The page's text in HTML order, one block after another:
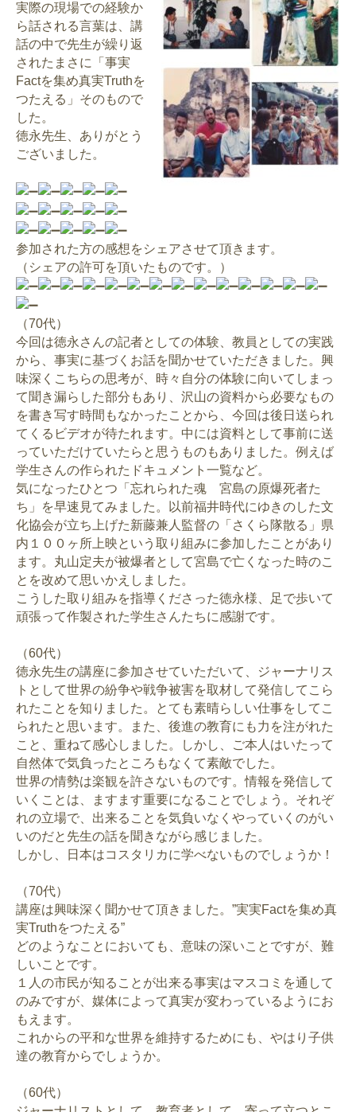
実際の現場での経験か
ら話される言葉は、講
話の中で先生が繰り返
されたまさに「事実
Factを集め真実Truthを
つたえる」そのもので
した。
徳永先生、ありがとう
ございました。
参加された方の感想をシェアさせて頂きます。
（シェアの許可を頂いたものです。）
（70代）
今回は徳永さんの記者としての体験、教員としての実践
から、事実に基づくお話を聞かせていただきました。興
味深くこちらの思考が、時々自分の体験に向いてしまっ
て聞き漏らした部分もあり、沢山の資料から必要なもの
を書き写す時間もなかったことから、今回は後日送られ
てくるビデオが待たれます。中には資料として事前に送
っていただけていたらと思うものもありました。例えば
学生さんの作られたドキュメント一覧など。
気になったひとつ「忘れられた魂 宮島の原爆死者た
ち」を早速見てみました。以前福井時代にゆきのした文
化協会が立ち上げた新藤兼人監督の「さくら隊散る」県
内１００ヶ所上映という取り組みに参加したことがあり
ます。丸山定夫が被爆者として宮島で亡くなった時のこ
とを改めて思いかえしました。
こうした取り組みを指導くださった徳永様、足で歩いて
頑張って作製された学生さんたちに感謝です。
（60代）
徳永先生の講座に参加させていただいて、ジャーナリス
トとして世界の紛争や戦争被害を取材して発信してこら
れたことを知りました。とても素晴らしい仕事をしてこ
られたと思います。また、後進の教育にも力を注がれた
こと、重ねて感心しました。しかし、ご本人はいたって
自然体で気負ったところもなくて素敵でした。
世界の情勢は楽観を許さないものです。情報を発信して
いくことは、ますます重要になることでしょう。それぞ
れの立場で、出来ることを気負いなくやっていくのがい
いのだと先生の話を聞きながら感じました。
しかし、日本はコスタリカに学べないものでしょうか！
（70代）
講座は興味深く聞かせて頂きました。”実実Factを集め真
実Truthをつたえる”
どのようなことにおいても、意味の深いことですが、難
しいことです。
１人の市民が知ることが出来る事実はマスコミを通して
のみですが、媒体によって真実が変わっているようにお
もえます。
これからの平和な世界を維持するためにも、やはり子供
達の教育からでしょうか。
（60代）